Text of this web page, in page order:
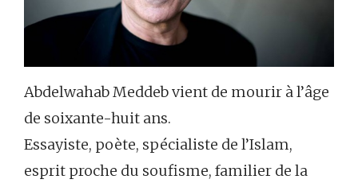
Abdelwahab Meddeb vient de mourir à l’âge
de soixante-huit ans.
Essayiste, poète, spécialiste de l’Islam,
esprit proche du soufisme, familier de la